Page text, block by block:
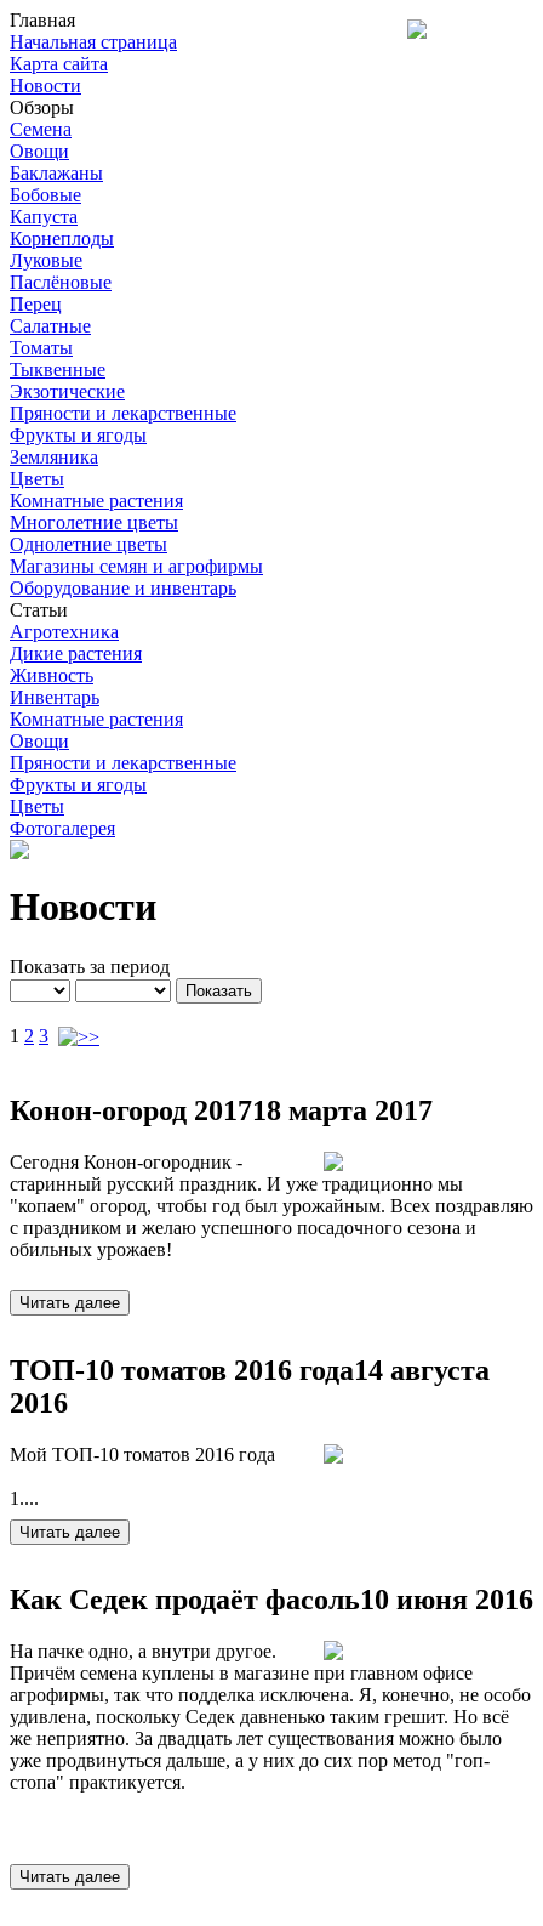
Главная
Начальная страница
Карта сайта
Новости
Обзоры
Семена
Овощи
Баклажаны
Бобовые
Капуста
Корнеплоды
Луковые
Паслёновые
Перец
Салатные
Томаты
Тыквенные
Экзотические
Пряности и лекарственные
Фрукты и ягоды
Земляника
Цветы
Комнатные растения
Многолетние цветы
Однолетние цветы
Магазины семян и агрофирмы
Оборудование и инвентарь
Статьи
Агротехника
Дикие растения
Живность
Инвентарь
Комнатные растения
Овощи
Пряности и лекарственные
Фрукты и ягоды
Цветы
Фотогалерея
Новости
Показать за период
1 2 3
Конон-огород 201718 марта 2017
Сегодня Конон-огородник -
старинный русский праздник. И уже традиционно мы
"копаем" огород, чтобы год был урожайным. Всех поздравляю
с праздником и желаю успешного посадочного сезона и
обильных урожаев!
ТОП-10 томатов 2016 года14 августа
2016
Мой ТОП-10 томатов 2016 года
1....
Как Седек продаёт фасоль10 июня 2016
На пачке одно, а внутри другое.
Причём семена куплены в магазине при главном офисе
агрофирмы, так что подделка исключена. Я, конечно, не особо
удивлена, поскольку Седек давненько таким грешит. Но всё
же неприятно. За двадцать лет существования можно было
уже продвинуться дальше, а у них до сих пор метод "гоп-
стопа" практикуется.